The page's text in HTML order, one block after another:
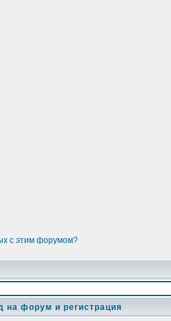
с этим форумом?
на форум и регистрация